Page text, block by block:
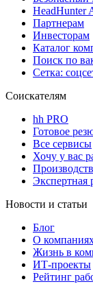
HeadHunter
Партнерам
Инвесторам
Каталог
Поиск по
Сетка:
Соискателям
hh PRO
Готовое
Все сервисы
Хочу у вас
Экспертная
Новости и статьи
Блог
О
Жизнь в
ИТ-проекты
Рейтинг